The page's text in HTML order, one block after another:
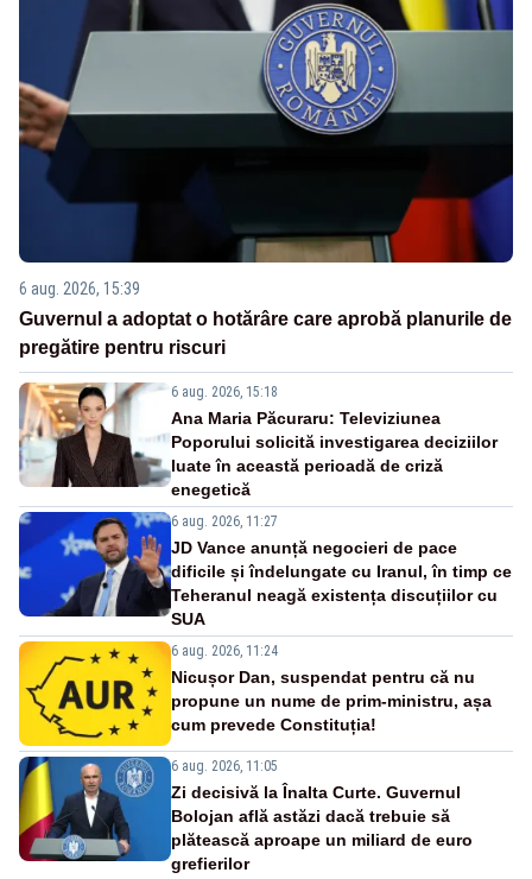
6 aug. 2026, 15:39
Guvernul a adoptat o hotărâre care aprobă planurile de
pregătire pentru riscuri
6 aug. 2026, 15:18
Ana Maria Păcuraru: Televiziunea
Poporului solicită investigarea deciziilor
luate în această perioadă de criză
enegetică
6 aug. 2026, 11:27
JD Vance anunță negocieri de pace
dificile și îndelungate cu Iranul, în timp ce
Teheranul neagă existența discuțiilor cu
SUA
6 aug. 2026, 11:24
Nicușor Dan, suspendat pentru că nu
propune un nume de prim-ministru, așa
cum prevede Constituția!
6 aug. 2026, 11:05
Zi decisivă la Înalta Curte. Guvernul
Bolojan află astăzi dacă trebuie să
plătească aproape un miliard de euro
grefierilor